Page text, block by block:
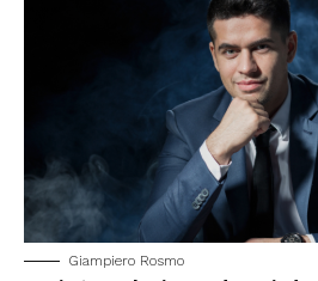
Giampiero Rosmo